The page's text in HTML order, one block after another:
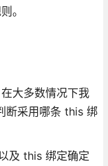
。
大多数情况下我
断采用哪条 this 绑
及 this 绑定确定